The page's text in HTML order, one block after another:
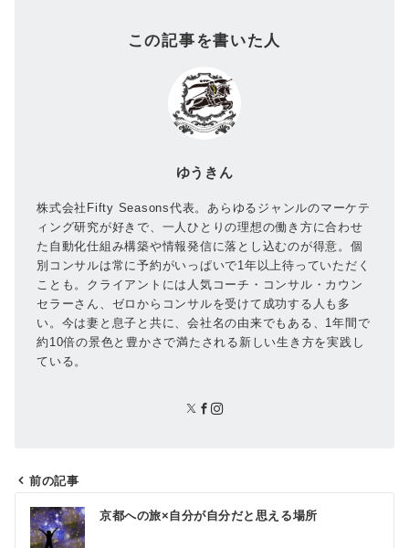
この記事を書いた人
ゆうきん
株式会社Fifty Seasons代表。あらゆるジャンルのマーケテ
ィング研究が好きで、一人ひとりの理想の働き方に合わせ
た自動化仕組み構築や情報発信に落とし込むのが得意。個
別コンサルは常に予約がいっぱいで1年以上待っていただく
ことも。クライアントには人気コーチ・コンサル・カウン
セラーさん、ゼロからコンサルを受けて成功する人も多
い。今は妻と息子と共に、会社名の由来でもある、1年間で
約10倍の景色と豊かさで満たされる新しい生き方を実践し
ている。
投
稿
前の記事
京都への旅×自分が自分だと思える場所